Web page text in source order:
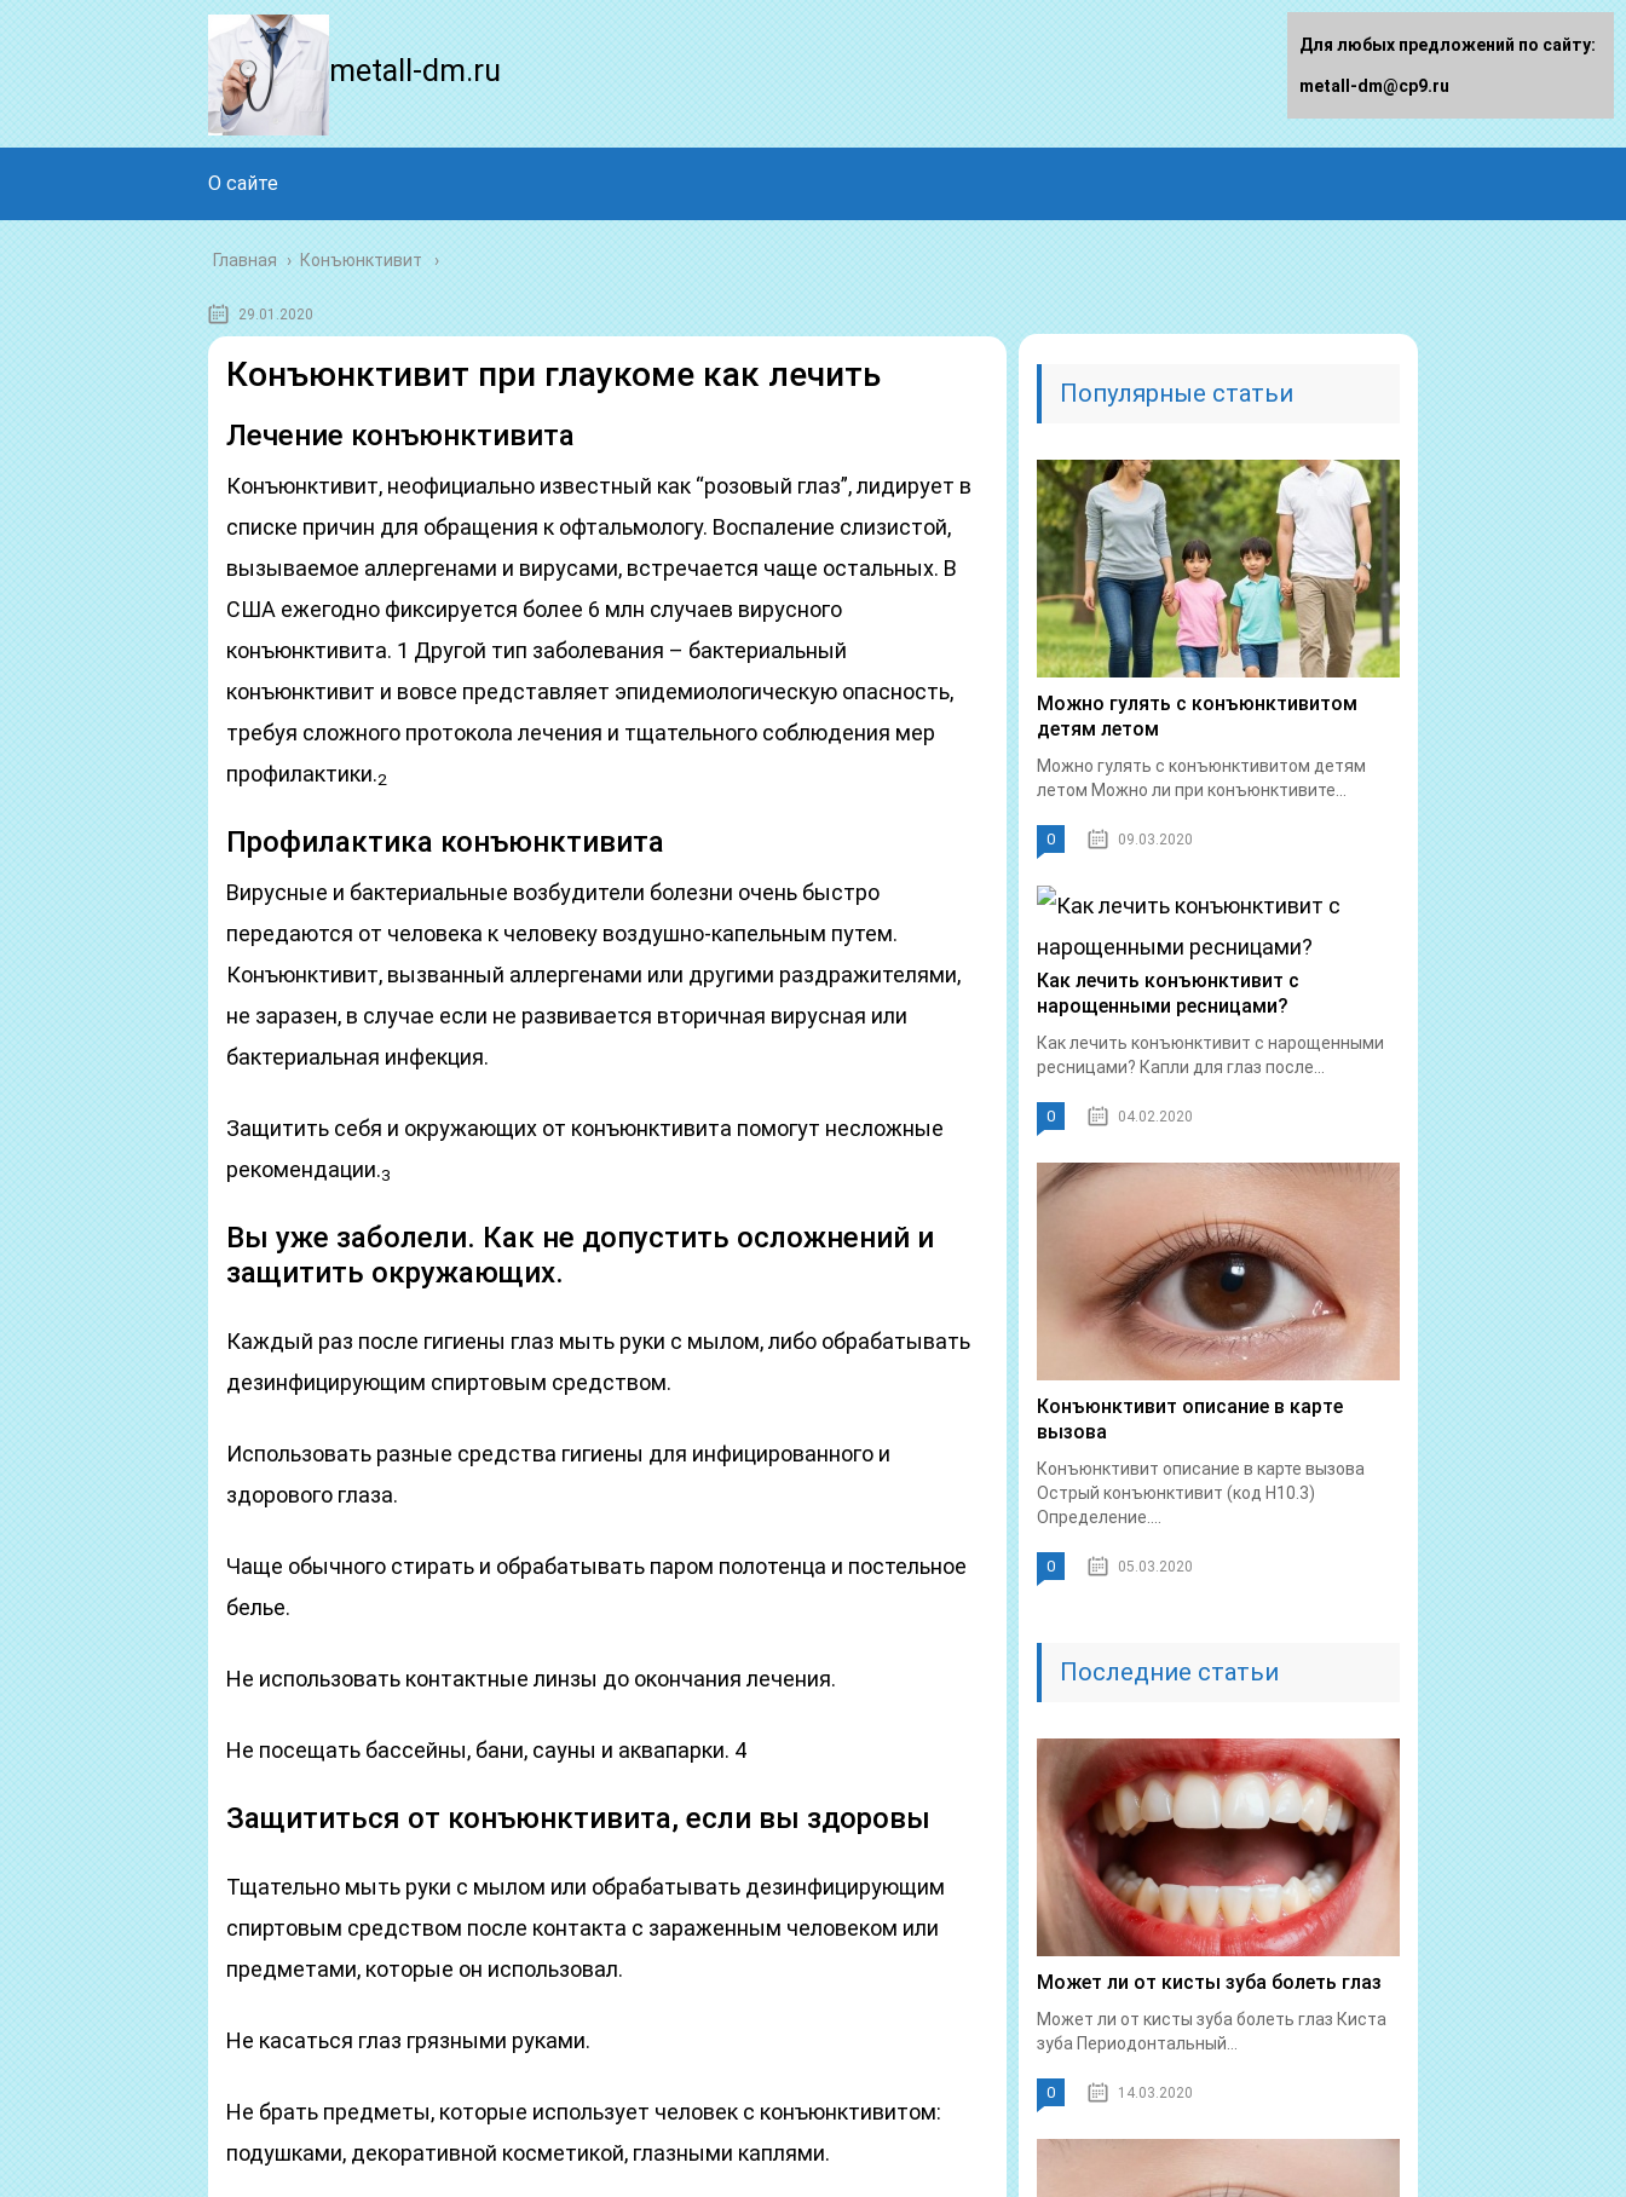
metall-dm.ru
О сайте
Главная › Конъюнктивит
29.01.2020
Конъюнктивит при глаукоме как лечить
Лечение конъюнктивита
Конъюнктивит, неофициально известный как “розовый глаз”, лидирует в
списке причин для обращения к офтальмологу. Воспаление слизистой,
вызываемое аллергенами и вирусами, встречается чаще остальных. В
США ежегодно фиксируется более 6 млн случаев вирусного
конъюнктивита. 1 Другой тип заболевания – бактериальный
конъюнктивит и вовсе представляет эпидемиологическую опасность,
требуя сложного протокола лечения и тщательного соблюдения мер
профилактики.2
Профилактика конъюнктивита
Вирусные и бактериальные возбудители болезни очень быстро
передаются от человека к человеку воздушно-капельным путем.
Конъюнктивит, вызванный аллергенами или другими раздражителями,
не заразен, в случае если не развивается вторичная вирусная или
бактериальная инфекция.
Защитить себя и окружающих от конъюнктивита помогут несложные
рекомендации.3
Вы уже заболели. Как не допустить осложнений и
защитить окружающих.
Каждый раз после гигиены глаз мыть руки с мылом, либо обрабатывать
дезинфицирующим спиртовым средством.
Использовать разные средства гигиены для инфицированного и
здорового глаза.
Чаще обычного стирать и обрабатывать паром полотенца и постельное
белье.
Не использовать контактные линзы до окончания лечения.
Не посещать бассейны, бани, сауны и аквапарки. 4
Защититься от конъюнктивита, если вы здоровы
Тщательно мыть руки с мылом или обрабатывать дезинфицирующим
спиртовым средством после контакта с зараженным человеком или
предметами, которые он использовал.
Не касаться глаз грязными руками.
Не брать предметы, которые использует человек с конъюнктивитом:
подушками, декоративной косметикой, глазными каплями.
Популярные статьи
Можно гулять с конъюнктивитом
детям летом
Можно гулять с конъюнктивитом детям
летом Можно ли при конъюнктивите...
0 09.03.2020
Как лечить конъюнктивит с
нарощенными ресницами?
Как лечить конъюнктивит с нарощенными
ресницами? Капли для глаз после...
0 04.02.2020
Конъюнктивит описание в карте
вызова
Конъюнктивит описание в карте вызова
Острый конъюнктивит (код Н10.3)
Определение....
0 05.03.2020
Последние статьи
Может ли от кисты зуба болеть глаз
Может ли от кисты зуба болеть глаз Киста
зуба Периодонтальный...
0 14.03.2020
Для любых предложений по сайту:
metall-dm@cp9.ru